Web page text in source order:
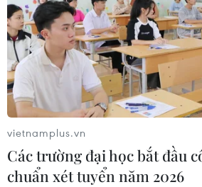
vietnamplus.vn
Các trường đại học bắt đầu
chuẩn xét tuyển năm 2026